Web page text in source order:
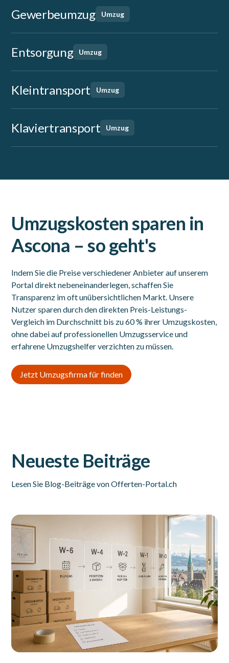
Gewerbeumzug Umzug
Entsorgung Umzug
Kleintransport Umzug
Klaviertransport Umzug
Umzugskosten sparen in
Ascona – so geht's
Indem Sie die Preise verschiedener Anbieter auf unserem
Portal direkt nebeneinanderlegen, schaffen Sie
Transparenz im oft unübersichtlichen Markt. Unsere
Nutzer sparen durch den direkten Preis-Leistungs-
Vergleich im Durchschnitt bis zu 60 % ihrer Umzugskosten,
ohne dabei auf professionellen Umzugsservice und
erfahrene Umzugshelfer verzichten zu müssen.
Jetzt Umzugsfirma für finden
Neueste Beiträge
Lesen Sie Blog-Beiträge von Offerten-Portal.ch